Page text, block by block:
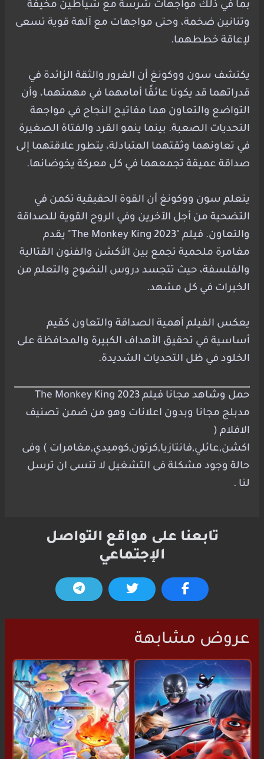
بما في ذلك مواجهات شرسة مع شياطين مخيفة
وتنانين ضخمة، وحتى مواجهات مع آلهة قوية تسعى
لإعاقة خططهما.
يكتشف سون ووكونغ أن الغرور والثقة الزائدة في
قدراتهما قد يكونا عائقًا أمامهما في مهمتهما، وأن
التواضع والتعاون هما مفاتيح النجاح في مواجهة
التحديات الصعبة. بينما ينمو القرد والفتاة الصغيرة
في تعاونهما وثقتهما المتبادلة، يتطور علاقتهما إلى
صداقة عميقة تجمعهما في كل معركة يخوضانها.
يتعلم سون ووكونغ أن القوة الحقيقية تكمن في
التضحية من أجل الآخرين وفي الروح القوية للصداقة
والتعاون. فيلم "The Monkey King 2023" يقدم
مغامرة ملحمية تجمع بين الأكشن والفنون القتالية
والفلسفة، حيث تتجسد دروس النضوج والتعلم من
الخبرات في كل مشهد.
يعكس الفيلم أهمية الصداقة والتعاون كقيم
أساسية في تحقيق الأهداف الكبيرة والمحافظة على
الخلود في ظل التحديات الشديدة.
حمل وشاهد مجانا فيلم The Monkey King 2023
مدبلج مجانا وبدون اعلانات وهو من ضمن تصنيف
الافلام (
اكشن,عائلي,فانتازيا,كرتون,كوميدي,مغامرات ) وفى
حالة وجود مشكلة فى التشغيل لا تنسى ان ترسل
لنا .
تابعنا على مواقع التواصل
الإجتماعي
عروض مشابهة